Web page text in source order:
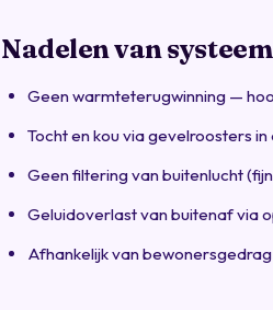
Nadelen van
Geen warmteterugwinning —
Tocht en kou via gevelroosters
Geen filtering van buitenlucht
Geluidoverlast van buitenaf via
Afhankelijk van